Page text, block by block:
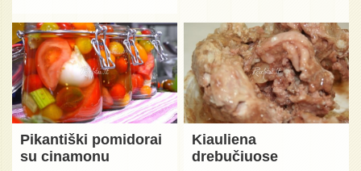
Pikantiški pomidorai
su cinamonu
Kiauliena
drebučiuose